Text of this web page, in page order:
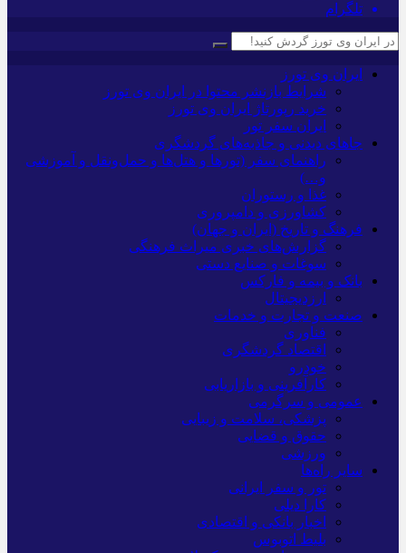
تلگرام
ایران وی تورز
شرایط بازنشر محتوا در ایران وی تورز
خرید رپورتاژ ایران وی تورز
ایران سفر تور
جاهای دیدنی و جاذبه‌های گردشگری
راهنمای سفر (تورها و هتل‌ها و حمل‌و‌نقل و آموزشی
و…)
غذا و رستوران
کشاورزی و دامپروری
فرهنگ و تاریخ (ایران و جهان)
گزارش‌های خبری میراث فرهنگی
سوغات و صنایع دستی
بانک و بیمه و فارکس
ارزدیجیتال
صنعت و تجارت و خدمات
فناوری
اقتصاد گردشگری
خودرو
کارآفرینی و بازاریابی
عمومی و سرگرمی
پزشکی، سلامت و زیبایی
حقوق و قضایی
ورزشی
سایر راه‌ها
تور و سفر ایرانی
کارا دیلی
اخبار بانکی و اقتصادی
بلیط اتوبوس